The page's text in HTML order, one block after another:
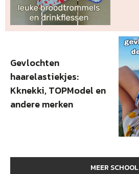
MEER SCHOOL
Gevlochten
haarelastiekjes:
Kknekki, TOPModel en
andere merken